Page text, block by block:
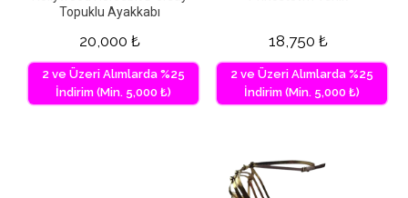
Topuklu Ayakkabı
20,000 ₺
2 ve Üzeri Alımlarda %25
İndirim (Min. 5,000 ₺)
18,750 ₺
2 ve Üzeri Alımlarda %25
İndirim (Min. 5,000 ₺)